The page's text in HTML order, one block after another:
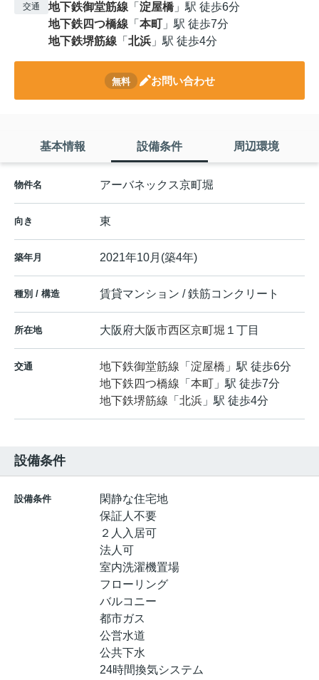
交通 地下鉄御堂筋線 「 淀屋橋」駅 徒歩6分
地下鉄四つ橋線 「 本町 」駅 徒歩7分
地下鉄堺筋線 「 北浜 」駅 徒歩4分
無料 お問い合わせ
基本情報 設備条件 周辺環境
物件名 アーバネックス京町堀
向き 東
築年月 2021年10月(築4年)
種別 / 構造 賃貸マンション / 鉄筋コンクリート
所在地 大阪府大阪市西区京町堀 １丁目
交通 地下鉄御堂筋線 「 淀屋橋 」駅 徒歩6分
地下鉄四つ橋線 「 本町 」駅 徒歩7分
地下鉄堺筋線 「 北浜 」駅 徒歩4分
設備条件
設備条件
閑静な住宅地
保証人不要
２人入居可
法人可
室内洗濯機置場
フローリング
バルコニー
都市ガス
公営水道
公共下水
24時間換気システム